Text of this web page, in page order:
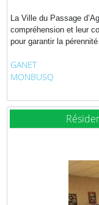
La Ville du Passage
compréhension et leur
pour garantir la
GANET
MONBUSQ